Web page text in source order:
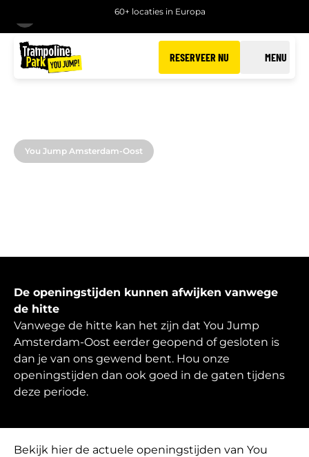
60+ locaties in Europa
RESERVEER NU MENU
You Jump Amsterdam-Oost
De openingstijden kunnen afwijken vanwege
de hitte
Vanwege de hitte kan het zijn dat You Jump
Amsterdam-Oost eerder geopend of gesloten is
dan je van ons gewend bent. Hou onze
openingstijden dan ook goed in de gaten tijdens
deze periode.
Bekijk hier de actuele openingstijden van You